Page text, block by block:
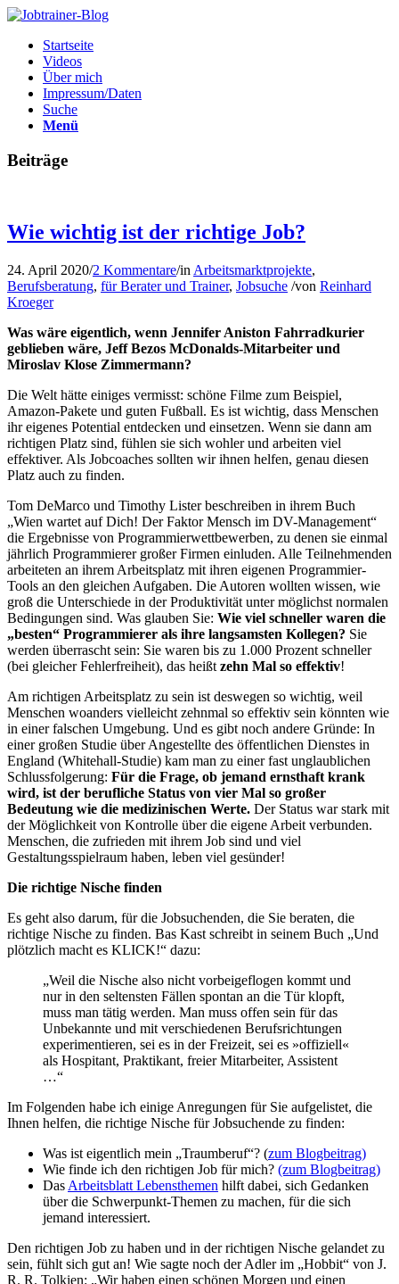
Startseite
Videos
Über mich
Impressum/Daten
Suche
Menü
Beiträge
Wie wichtig ist der richtige Job?
24. April 2020/2 Kommentare/in Arbeitsmarktprojekte,
Berufsberatung, für Berater und Trainer, Jobsuche /von Reinhard
Kroeger
Was wäre eigentlich, wenn Jennifer Aniston Fahrradkurier
geblieben wäre, Jeff Bezos McDonalds-Mitarbeiter und
Miroslav Klose Zimmermann?
Die Welt hätte einiges vermisst: schöne Filme zum Beispiel,
Amazon-Pakete und guten Fußball. Es ist wichtig, dass Menschen
ihr eigenes Potential entdecken und einsetzen. Wenn sie dann am
richtigen Platz sind, fühlen sie sich wohler und arbeiten viel
effektiver. Als Jobcoaches sollten wir ihnen helfen, genau diesen
Platz auch zu finden.
Tom DeMarco und Timothy Lister beschreiben in ihrem Buch
„Wien wartet auf Dich! Der Faktor Mensch im DV-Management“
die Ergebnisse von Programmierwettbewerben, zu denen sie einmal
jährlich Programmierer großer Firmen einluden. Alle Teilnehmenden
arbeiteten an ihrem Arbeitsplatz mit ihren eigenen Programmier-
Tools an den gleichen Aufgaben. Die Autoren wollten wissen, wie
groß die Unterschiede in der Produktivität unter möglichst normalen
Bedingungen sind. Was glauben Sie: Wie viel schneller waren die
„besten“ Programmierer als ihre langsamsten Kollegen? Sie
werden überrascht sein: Sie waren bis zu 1.000 Prozent schneller
(bei gleicher Fehlerfreiheit), das heißt zehn Mal so effektiv!
Am richtigen Arbeitsplatz zu sein ist deswegen so wichtig, weil
Menschen woanders vielleicht zehnmal so effektiv sein könnten wie
in einer falschen Umgebung. Und es gibt noch andere Gründe: In
einer großen Studie über Angestellte des öffentlichen Dienstes in
England (Whitehall-Studie) kam man zu einer fast unglaublichen
Schlussfolgerung: Für die Frage, ob jemand ernsthaft krank
wird, ist der berufliche Status von vier Mal so großer
Bedeutung wie die medizinischen Werte. Der Status war stark mit
der Möglichkeit von Kontrolle über die eigene Arbeit verbunden.
Menschen, die zufrieden mit ihrem Job sind und viel
Gestaltungsspielraum haben, leben viel gesünder!
Die richtige Nische finden
Es geht also darum, für die Jobsuchenden, die Sie beraten, die
richtige Nische zu finden. Bas Kast schreibt in seinem Buch „Und
plötzlich macht es KLICK!“ dazu:
„Weil die Nische also nicht vorbeigeflogen kommt und
nur in den seltensten Fällen spontan an die Tür klopft,
muss man tätig werden. Man muss offen sein für das
Unbekannte und mit verschiedenen Berufsrichtungen
experimentieren, sei es in der Freizeit, sei es »offiziell«
als Hospitant, Praktikant, freier Mitarbeiter, Assistent
…“
Im Folgenden habe ich einige Anregungen für Sie aufgelistet, die
Ihnen helfen, die richtige Nische für Jobsuchende zu finden:
Was ist eigentlich mein „Traumberuf“? (zum Blogbeitrag)
Wie finde ich den richtigen Job für mich? (zum Blogbeitrag)
Das Arbeitsblatt Lebensthemen hilft dabei, sich Gedanken
über die Schwerpunkt-Themen zu machen, für die sich
jemand interessiert.
Den richtigen Job zu haben und in der richtigen Nische gelandet zu
sein, fühlt sich gut an! Wie sagte noch der Adler im „Hobbit“ von J.
R. R. Tolkien: „Wir haben einen schönen Morgen und einen